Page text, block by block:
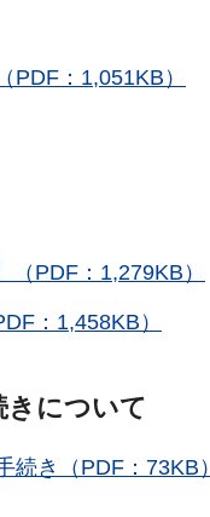
：1,051KB）
PDF：1,279KB）
：1,458KB）
きについて
き（PDF：73KB）